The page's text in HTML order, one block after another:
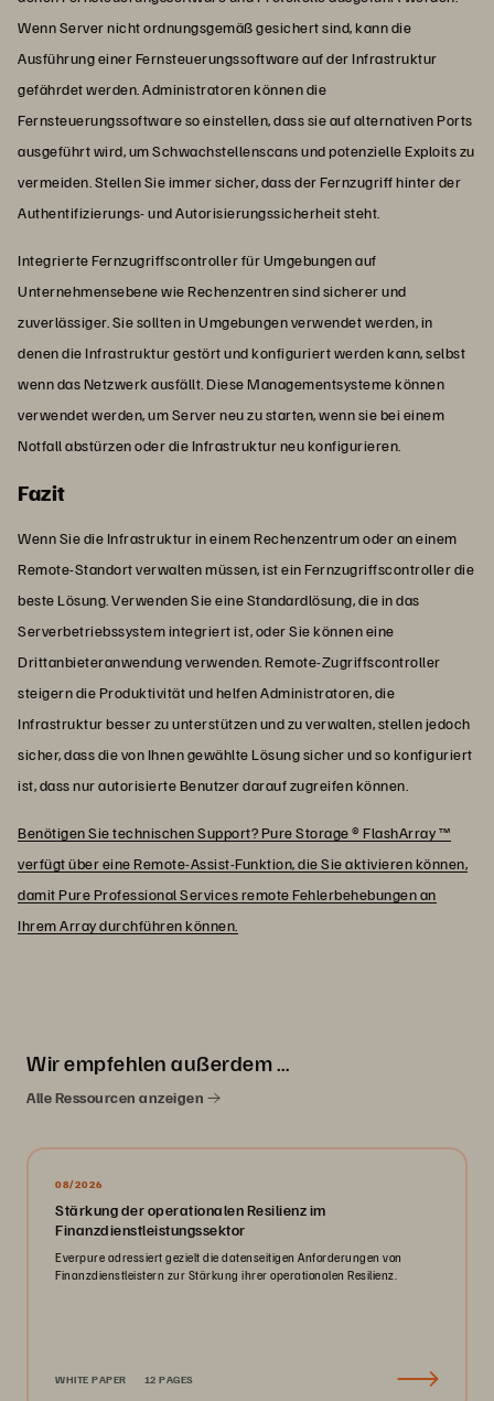
Wenn Server nicht ordnungsgemäß gesichert sind, kann die
Ausführung einer Fernsteuerungssoftware auf der Infrastruktur
gefährdet werden. Administratoren können die
Fernsteuerungssoftware so einstellen, dass sie auf alternativen Ports
ausgeführt wird, um Schwachstellenscans und potenzielle Exploits zu
vermeiden. Stellen Sie immer sicher, dass der Fernzugriff hinter der
Authentifizierungs- und Autorisierungssicherheit steht.
Integrierte Fernzugriffscontroller für Umgebungen auf
Unternehmensebene wie Rechenzentren sind sicherer und
zuverlässiger. Sie sollten in Umgebungen verwendet werden, in
denen die Infrastruktur gestört und konfiguriert werden kann, selbst
wenn das Netzwerk ausfällt. Diese Managementsysteme können
verwendet werden, um Server neu zu starten, wenn sie bei einem
Notfall abstürzen oder die Infrastruktur neu konfigurieren.
Fazit
Wenn Sie die Infrastruktur in einem Rechenzentrum oder an einem
Remote-Standort verwalten müssen, ist ein Fernzugriffscontroller die
beste Lösung. Verwenden Sie eine Standardlösung, die in das
Serverbetriebssystem integriert ist, oder Sie können eine
Drittanbieteranwendung verwenden. Remote-Zugriffscontroller
steigern die Produktivität und helfen Administratoren, die
Infrastruktur besser zu unterstützen und zu verwalten, stellen jedoch
sicher, dass die von Ihnen gewählte Lösung sicher und so konfiguriert
ist, dass nur autorisierte Benutzer darauf zugreifen können.
Benötigen Sie technischen Support? Pure Storage ® FlashArray ™
verfügt über eine Remote-Assist-Funktion, die Sie aktivieren können,
damit Pure Professional Services remote Fehlerbehebungen an
Ihrem Array durchführen können.
Wir empfehlen außerdem …
Alle Ressourcen anzeigen
08/2026
Stärkung der operationalen Resilienz im
Finanzdienstleistungssektor
Everpure adressiert gezielt die datenseitigen Anforderungen von
Finanzdienstleistern zur Stärkung ihrer operationalen Resilienz.
WHITE PAPER 12 PAGES